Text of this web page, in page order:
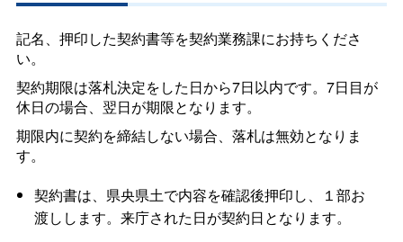
記名、押印した契約書等を契約業務課にお持ちくださ
い。
契約期限は落札決定をした日から7日以内です。7日目が
休日の場合、翌日が期限となります。
期限内に契約を締結しない場合、落札は無効となりま
す。
契約書は、県央県土で内容を確認後押印し、１部お
渡しします。来庁された日が契約日となります。